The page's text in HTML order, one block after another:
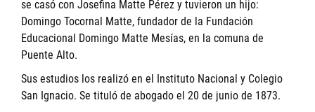
se casó con Josefina Matte Pérez y tuvieron un hijo:
Domingo Tocornal Matte, fundador de la Fundación
Educacional Domingo Matte Mesías, en la comuna de
Puente Alto.
Sus estudios los realizó en el Instituto Nacional y Colegio
San Ignacio. Se tituló de abogado el 20 de junio de 1873.